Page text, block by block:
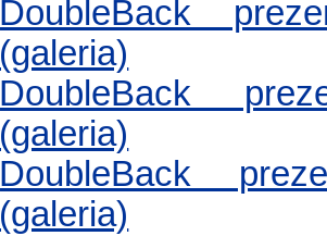
DoubleBack
(galeria)
DoubleBack
(galeria)
DoubleBack
(galeria)